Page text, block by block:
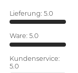
Lieferung: 5.0
Ware: 5.0
Kundenservice:
5.0